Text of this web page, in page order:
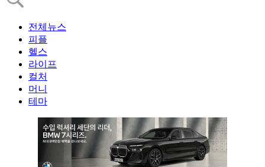
전체뉴스
피플
헬스
라이프
컬처
머니
테마